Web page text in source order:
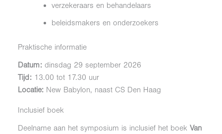
verzekeraars en behandelaars
beleidsmakers en onderzoekers
Praktische informatie
Datum: dinsdag 29 september 2026
Tijd: 13.00 tot 17.30 uur
Locatie: New Babylon, naast CS Den Haag
Inclusief boek
Deelname aan het symposium is inclusief het boek Van